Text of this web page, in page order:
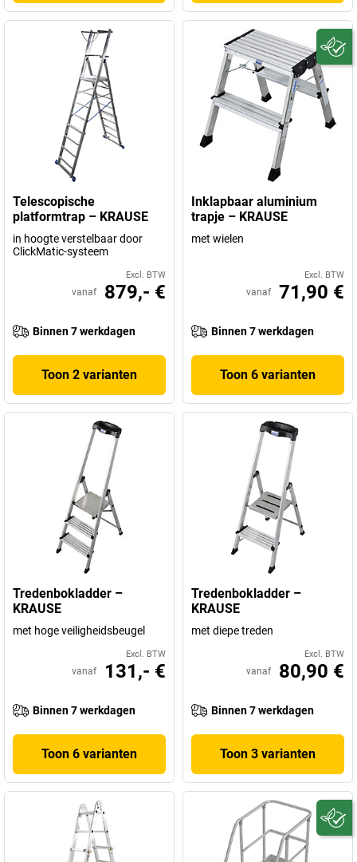
Telescopische
platformtrap – KRAUSE
in hoogte verstelbaar door
ClickMatic-systeem
Excl. BTW
vanaf 879,- €
Binnen 7 werkdagen
Toon 2 varianten
Inklapbaar aluminium
trapje – KRAUSE
met wielen
Excl. BTW
vanaf 71,90 €
Binnen 7 werkdagen
Toon 6 varianten
Tredenbokladder –
KRAUSE
met hoge veiligheidsbeugel
Excl. BTW
vanaf 131,- €
Binnen 7 werkdagen
Toon 6 varianten
Tredenbokladder –
KRAUSE
met diepe treden
Excl. BTW
vanaf 80,90 €
Binnen 7 werkdagen
Toon 3 varianten